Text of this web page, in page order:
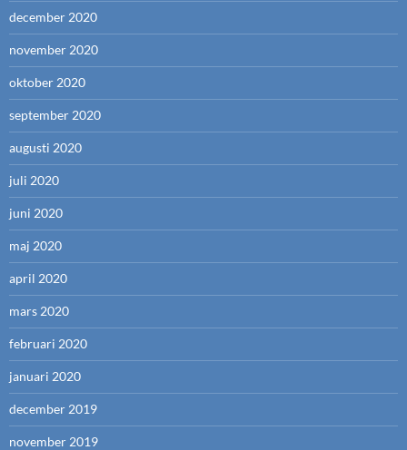
december 2020
november 2020
oktober 2020
september 2020
augusti 2020
juli 2020
juni 2020
maj 2020
april 2020
mars 2020
februari 2020
januari 2020
december 2019
november 2019